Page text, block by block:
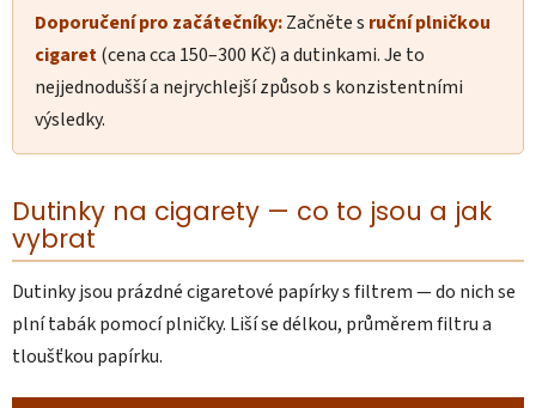
Doporučení pro začátečníky:Začněte s ruční plničkou
cigaret(cena cca 150–300 Kč) a dutinkami. Je to
nejjednodušší a nejrychlejší způsob s konzistentními
výsledky.
Dutinky na cigarety — co to jsou a jak
vybrat
Dutinky jsou prázdné cigaretové papírky s filtrem — do nich se
plní tabák pomocí plničky. Liší se délkou, průměrem filtru a
tloušťkou papírku.